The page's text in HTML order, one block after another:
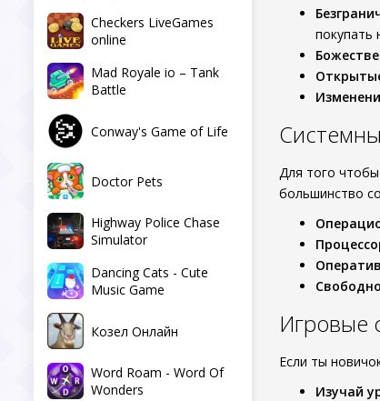
Checkers LiveGames
online
Mad Royale io – Tank
Battle
Conway's Game of Life
Doctor Pets
Highway Police Chase
Simulator
Dancing Cats - Cute
Music Game
Козел Онлайн
Word Roam - Word Of
Wonders
покупать
Для того
большинство
Игровые
Если ты
Изучай